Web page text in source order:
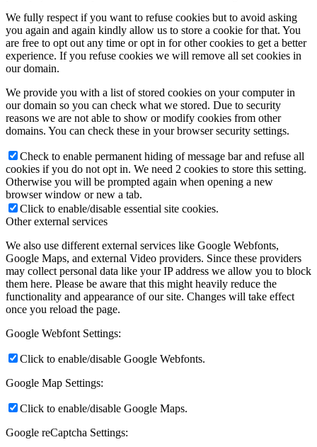
We fully respect if you want to refuse cookies but to avoid asking
you again and again kindly allow us to store a cookie for that. You
are free to opt out any time or opt in for other cookies to get a better
experience. If you refuse cookies we will remove all set cookies in
our domain.
We provide you with a list of stored cookies on your computer in
our domain so you can check what we stored. Due to security
reasons we are not able to show or modify cookies from other
domains. You can check these in your browser security settings.
Check to enable permanent hiding of message bar and refuse all
cookies if you do not opt in. We need 2 cookies to store this setting.
Otherwise you will be prompted again when opening a new
browser window or new a tab.
Click to enable/disable essential site cookies.
Other external services
We also use different external services like Google Webfonts,
Google Maps, and external Video providers. Since these providers
may collect personal data like your IP address we allow you to block
them here. Please be aware that this might heavily reduce the
functionality and appearance of our site. Changes will take effect
once you reload the page.
Google Webfont Settings:
Click to enable/disable Google Webfonts.
Google Map Settings:
Click to enable/disable Google Maps.
Google reCaptcha Settings: